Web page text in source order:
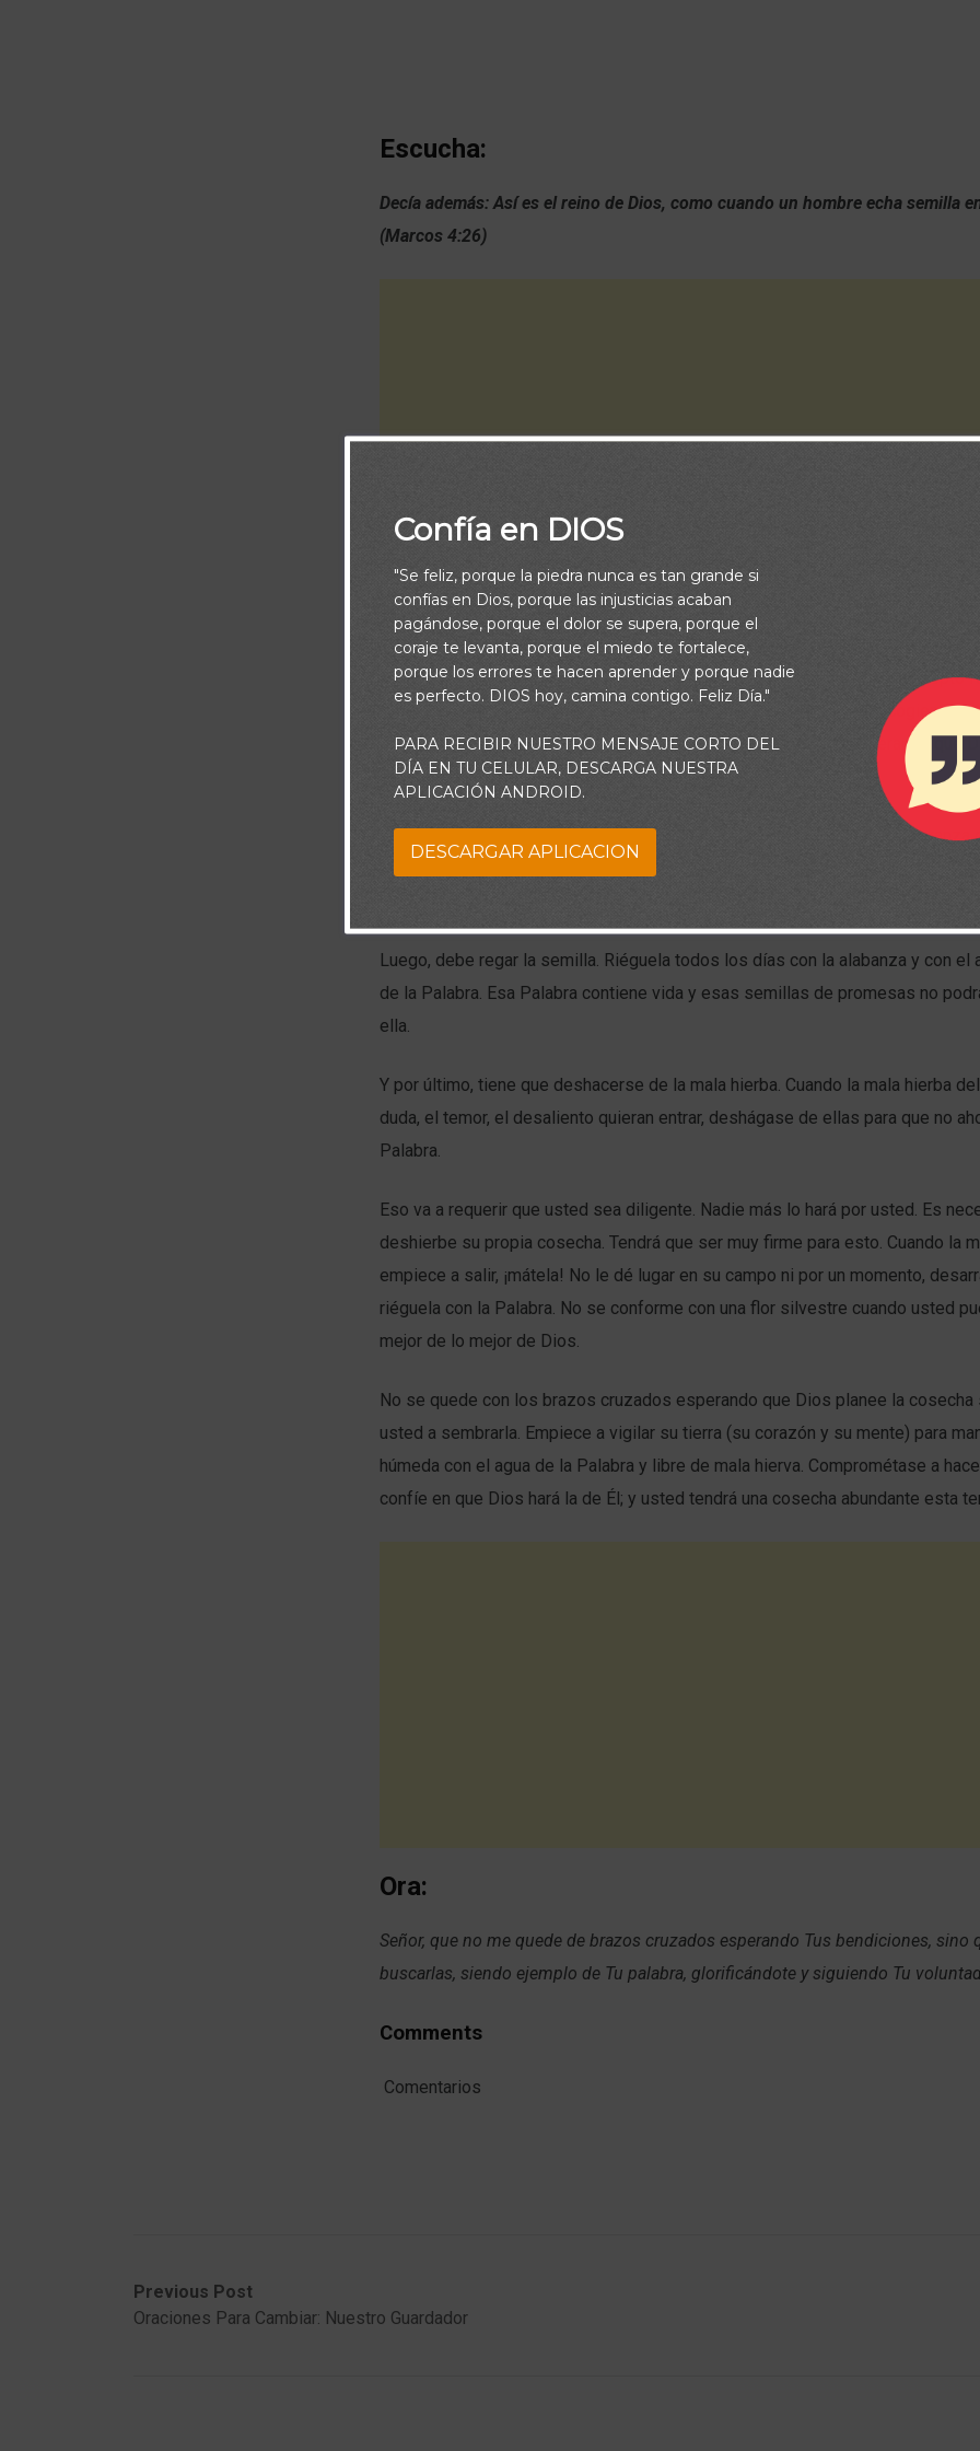
Escucha:
Decía además: Así es el reino de Dios, como cuando un hombre echa semilla
(Marcos 4:26)
Piensa:
Jesús comparó el reino de Dios con la siembra y la cosecha. Es un concepto
todos podemos entender. Entonces ¿por qué no estamos todos recogiendo
abundante cada temporada? Porque estamos sin hacer nada, esperando que
el trabajo.
Primero, usted debe sembrar por fe la semilla de la Palabra con la esperanza
Luego, debe regar la semilla. Riéguela todos los días con la alabanza y con el
de la Palabra. Esa Palabra contiene vida y esas semillas de promesas no
ella.
Y por último, tiene que deshacerse de la mala hierba. Cuando la mala hierba
duda, el temor, el desaliento quieran entrar, deshágase de ellas para que no
Palabra.
Eso va a requerir que usted sea diligente. Nadie más lo hará por usted. Es
deshierbe su propia cosecha. Tendrá que ser muy firme para esto. Cuando la
empiece a salir, ¡mátela! No le dé lugar en su campo ni por un momento,
riéguela con la Palabra. No se conforme con una flor silvestre cuando usted
mejor de lo mejor de Dios.
No se quede con los brazos cruzados esperando que Dios planee la cosecha
usted a sembrarla. Empiece a vigilar su tierra (su corazón y su mente) para
húmeda con el agua de la Palabra y libre de mala hierva. Comprométase a
confíe en que Dios hará la de Él; y usted tendrá una cosecha abundante esta
Ora:
Señor, que no me quede de brazos cruzados esperando Tus bendiciones, sino
buscarlas, siendo ejemplo de Tu palabra, glorificándote y siguiendo Tu
Comments
Comentarios
Previous Post
Oraciones Para Cambiar: Nuestro Guardador
Confía en DIOS
"Se feliz, porque la piedra nunca es tan grande si
confías en Dios, porque las injusticias acaban
pagándose, porque el dolor se supera, porque el
coraje te levanta, porque el miedo te fortalece,
porque los errores te hacen aprender y porque nadie
es perfecto. DIOS hoy, camina contigo. Feliz Día."
PARA RECIBIR NUESTRO MENSAJE CORTO DEL
DÍA EN TU CELULAR, DESCARGA NUESTRA
APLICACIÓN ANDROID.
DESCARGAR APLICACION